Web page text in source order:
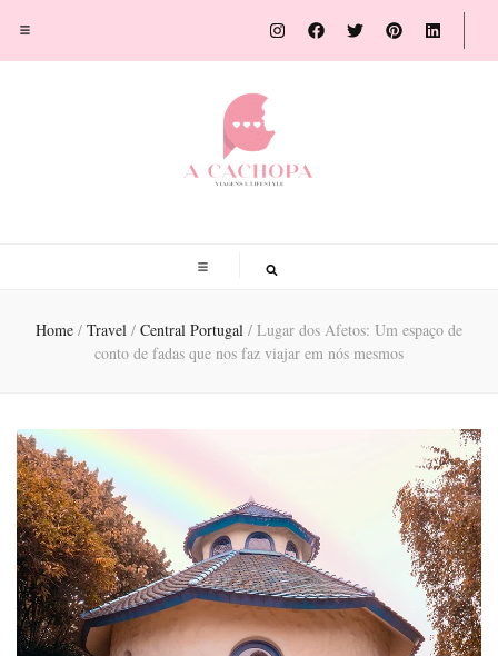
Home / Travel / Central Portugal / Lugar dos Afetos: Um espaço de
conto de fadas que nos faz viajar em nós mesmos